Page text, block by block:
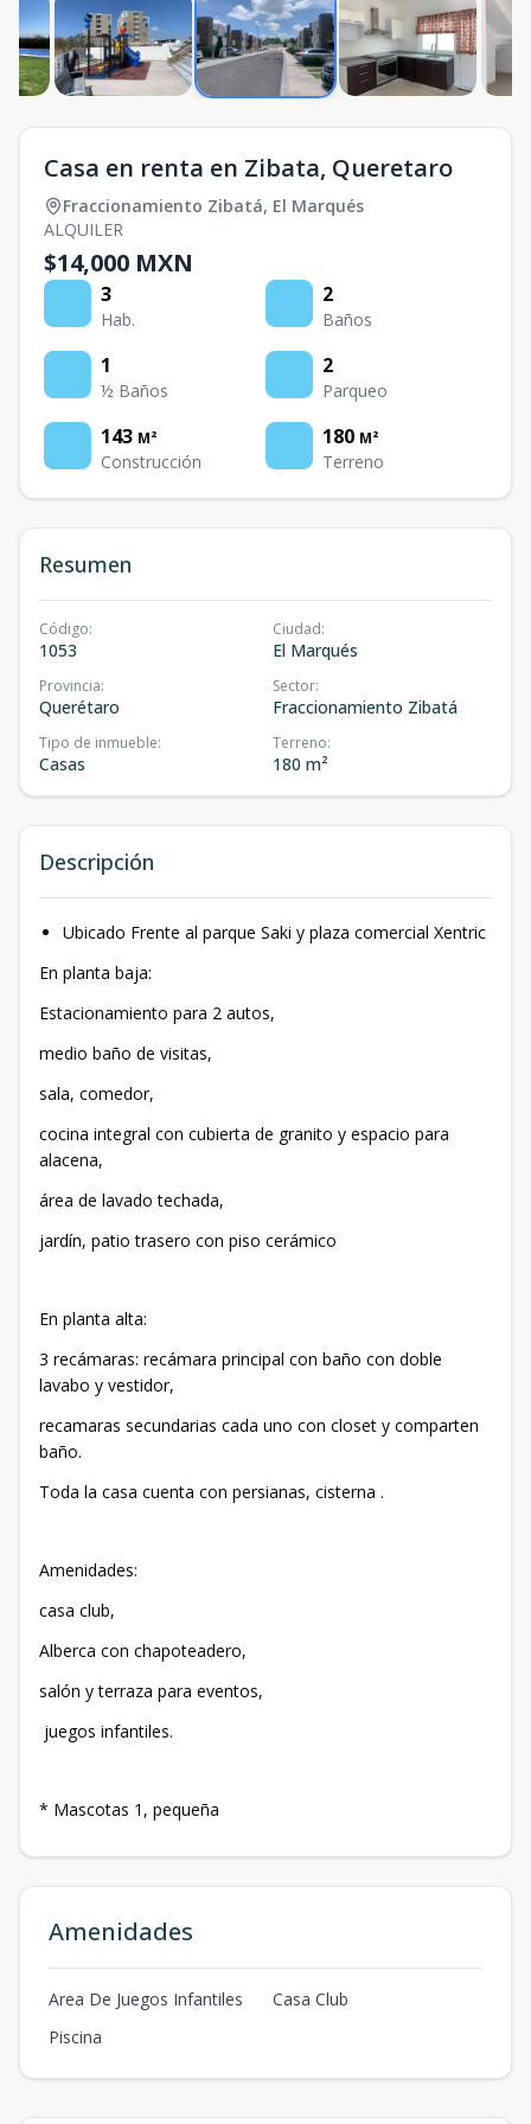
Casa en renta en Zibata, Queretaro
Fraccionamiento Zibatá, El Marqués
ALQUILER
$14,000 MXN
3
Hab.
2
Baños
1
½ Baños
2
Parqueo
143 M²
Construcción
180 M²
Terreno
Resumen
Código:
1053
Ciudad:
El Marqués
Provincia:
Querétaro
Sector:
Fraccionamiento Zibatá
Tipo de inmueble:
Casas
Terreno:
180 m²
Descripción
Ubicado Frente al parque Saki y plaza comercial Xentric
En planta baja:
Estacionamiento para 2 autos,
medio baño de visitas,
sala, comedor,
cocina integral con cubierta de granito y espacio para
alacena,
área de lavado techada,
jardín, patio trasero con piso cerámico
En planta alta:
3 recámaras: recámara principal con baño con doble
lavabo y vestidor,
recamaras secundarias cada uno con closet y comparten
baño.
Toda la casa cuenta con persianas, cisterna .
Amenidades:
casa club,
Alberca con chapoteadero,
salón y terraza para eventos,
juegos infantiles.
* Mascotas 1, pequeña
Amenidades
Area De Juegos Infantiles
Casa Club
Piscina